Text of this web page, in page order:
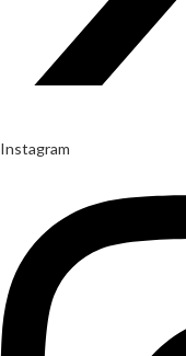
Instagram